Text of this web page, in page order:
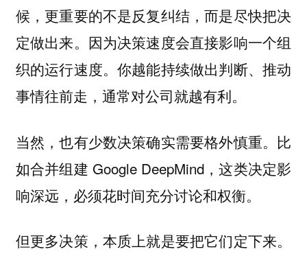
候，更重要的不是反复纠结，而是尽快把决
定做出来。因为决策速度会直接影响一个组
织的运行速度。你越能持续做出判断、推动
事情往前走，通常对公司就越有利。
当然，也有少数决策确实需要格外慎重。比
如合并组建 Google DeepMind，这类决定影
响深远，必须花时间充分讨论和权衡。
但更多决策，本质上就是要把它们定下来。